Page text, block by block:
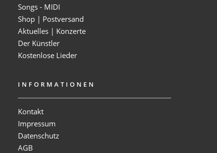
Songs - MIDI
Shop | Postversand
Aktuelles | Konzerte
Der Künstler
Kostenlose Lieder
INFORMATIONEN
Kontakt
Impressum
Datenschutz
AGB